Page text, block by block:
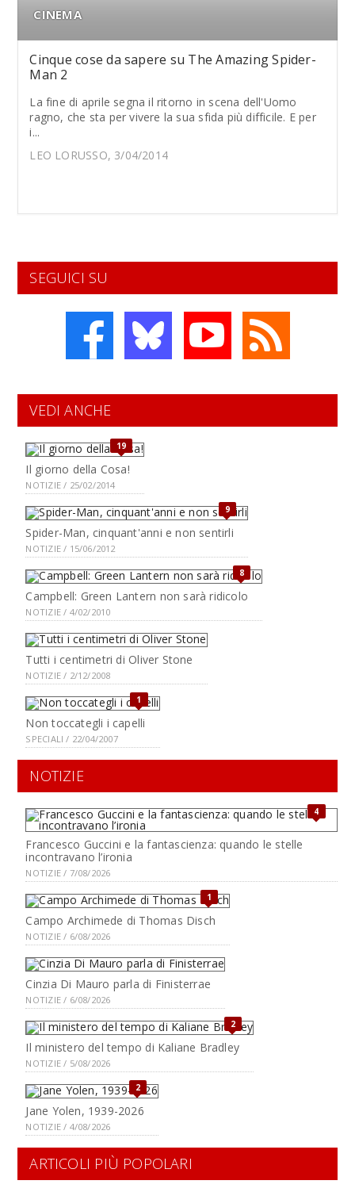
CINEMA
Cinque cose da sapere su The Amazing Spider-
Man 2
La fine di aprile segna il ritorno in scena dell'Uomo
ragno, che sta per vivere la sua sfida più difficile. E per
i...
LEO LORUSSO, 3/04/2014
SEGUICI SU
VEDI ANCHE
19
Il giorno della Cosa!
NOTIZIE / 25/02/2014
9
Spider-Man, cinquant'anni e non sentirli
NOTIZIE / 15/06/2012
8
Campbell: Green Lantern non sarà ridicolo
NOTIZIE / 4/02/2010
Tutti i centimetri di Oliver Stone
NOTIZIE / 2/12/2008
1
Non toccategli i capelli
SPECIALI / 22/04/2007
NOTIZIE
4
Francesco Guccini e la fantascienza: quando le stelle
incontravano l’ironia
NOTIZIE / 7/08/2026
1
Campo Archimede di Thomas Disch
NOTIZIE / 6/08/2026
Cinzia Di Mauro parla di Finisterrae
NOTIZIE / 6/08/2026
2
Il ministero del tempo di Kaliane Bradley
NOTIZIE / 5/08/2026
2
Jane Yolen, 1939-2026
NOTIZIE / 4/08/2026
ARTICOLI PIÙ POPOLARI